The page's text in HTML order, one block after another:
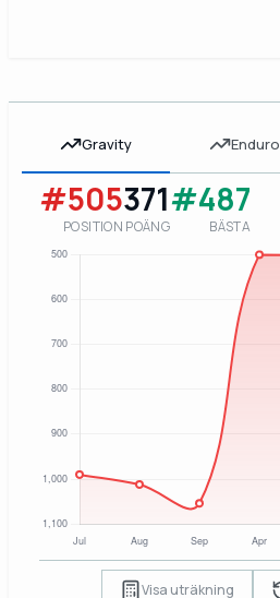
Gravity Enduro
#505
POSITION
371
POÄNG
#487
BÄSTA
Visa uträkning